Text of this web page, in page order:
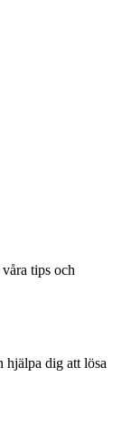
tips och
hjälpa dig att lösa